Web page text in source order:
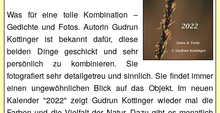
Was für eine tolle Kombination –
Gedichte und Fotos. Autorin Gudrun
Kottinger ist bekannt dafür, diese
beiden Dinge geschickt und sehr
persönlich zu kombinieren. Sie
fotografiert sehr detailgetreu und sinnlich. Sie findet immer
einen ungewöhnlichen Blick auf das Objekt. Im neuen
Kalender "2022" zeigt Gudrun Kottinger wieder mal die